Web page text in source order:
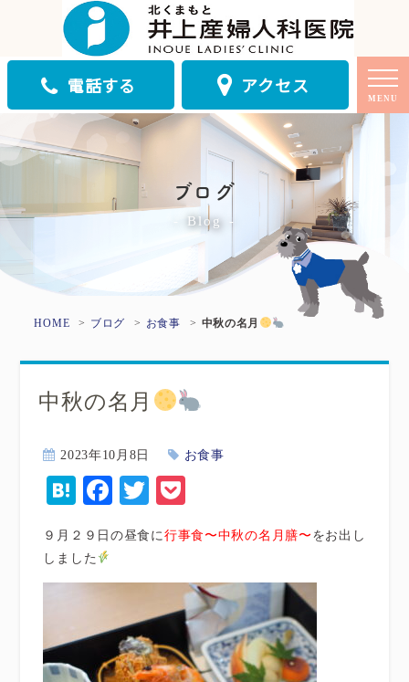
MENU
電話する アクセス
ブログ
Blog
HOME ブログ お食事 中秋の名月
中秋の名月
2023年10月8日 お食事
HatenaFacebook
Twitter
９月２９日の昼食に行事食〜中秋の名月膳〜をお出し
しました